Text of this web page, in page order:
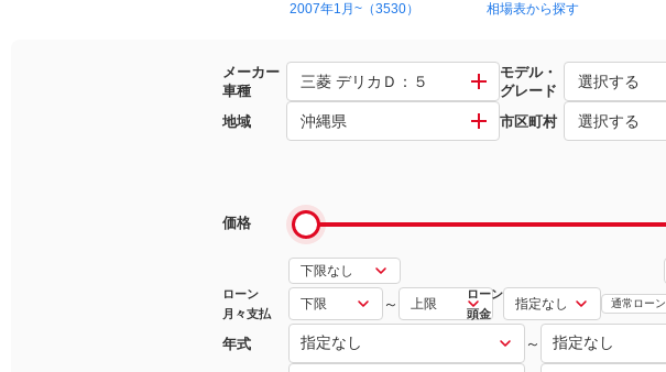
2007年1月~（3530） 相場表から探す
メーカー
車種
三菱 デリカＤ：５
モデル・
グレード
選択する
地域 沖縄県 市区町村 選択する
価格
ローン
月々支払
～
ローン
頭金
通常ローン
年式 ～